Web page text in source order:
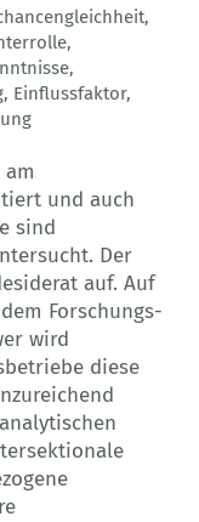
,
,
,
, Einflussfaktor,
und auch
sind
Der
auf. Auf
Forschungs-
wird
diese